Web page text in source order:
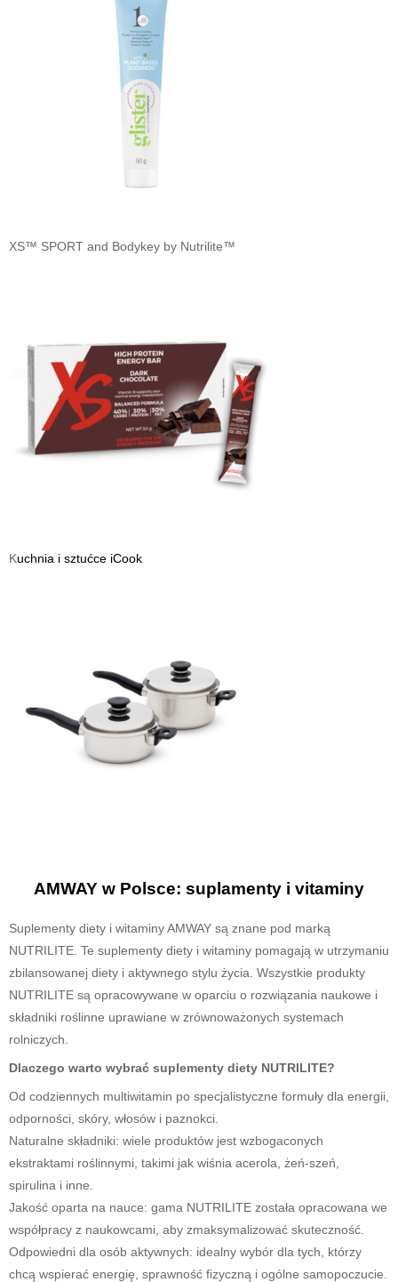
XS™ SPORT and Bodykey by Nutrilite™
Kuchnia i sztućce iCook
AMWAY w Polsce: suplamenty i vitaminy
Suplementy diety i witaminy AMWAY są znane pod marką
NUTRILITE. Te suplementy diety i witaminy pomagają w utrzymaniu
zbilansowanej diety i aktywnego stylu życia. Wszystkie produkty
NUTRILITE są opracowywane w oparciu o rozwiązania naukowe i
składniki roślinne uprawiane w zrównoważonych systemach
rolniczych.
Dlaczego warto wybrać suplementy diety NUTRILITE?
Od codziennych multiwitamin po specjalistyczne formuły dla energii,
odporności, skóry, włosów i paznokci.
Naturalne składniki: wiele produktów jest wzbogaconych
ekstraktami roślinnymi, takimi jak wiśnia acerola, żeń-szeń,
spirulina i inne.
Jakość oparta na nauce: gama NUTRILITE została opracowana we
współpracy z naukowcami, aby zmaksymalizować skuteczność.
Odpowiedni dla osób aktywnych: idealny wybór dla tych, którzy
chcą wspierać energię, sprawność fizyczną i ogólne samopoczucie.